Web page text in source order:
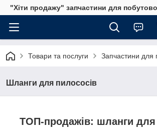
"Хіти продажу" запчастини для
Товари та послуги Запчастини для
Шланги для пилососів
ТОП-продажів: шланги для
пилосос, сумісний з багатьма
моделями техніки Zelmer.
штуцером, так що з установкою не